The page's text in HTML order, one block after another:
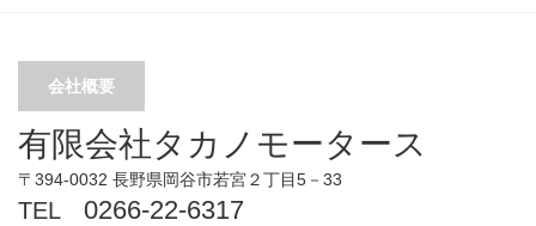
会社概要
有限会社タカノモータース
〒394-0032 長野県岡谷市若宮２丁目5－33
TEL 0266-22-6317